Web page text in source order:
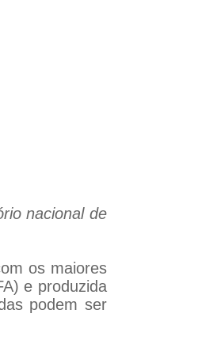
nacional de
os maiores
e produzida
podem ser